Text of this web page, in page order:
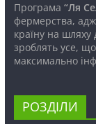
Програма “Ля
фермерства,
країну на шляху
зроблять усе,
максимально
РОЗДІЛИ